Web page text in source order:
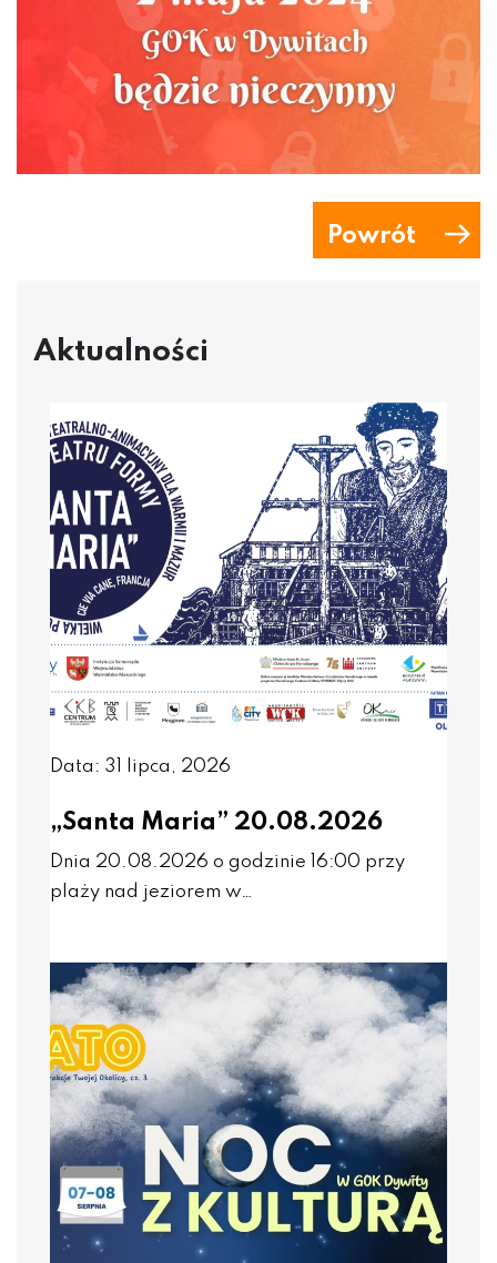
Powrót
Aktualności
Data: 31 lipca, 2026
„Santa Maria” 20.08.2026
Dnia 20.08.2026 o godzinie 16:00 przy
plaży nad jeziorem w…